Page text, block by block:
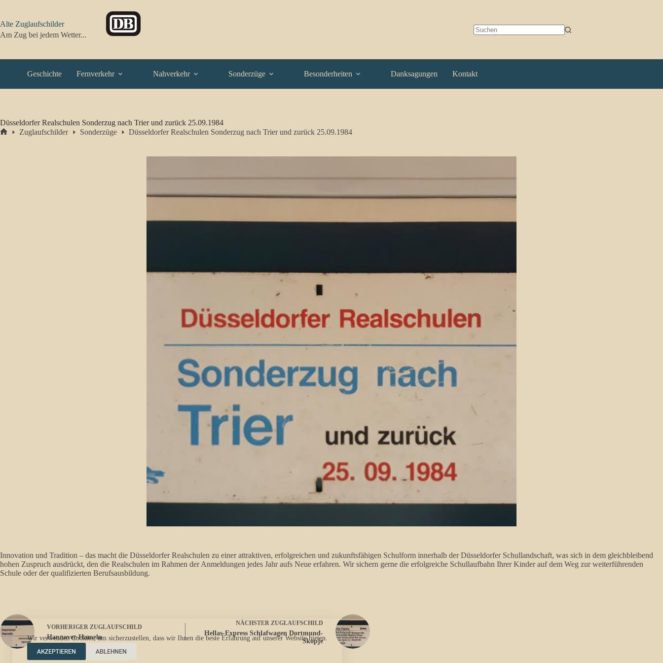
springen
Wir verwenden Cookies, um sicherzustellen, dass wir Ihnen die beste Erfahrung auf unserer Website bieten.
AKZEPTIEREN
ABLEHNEN
Alte Zuglaufschilder
Am Zug bei jedem Wetter...
Geschichte Fernverkehr Nahverkehr Sonderzüge Besonderheiten Danksagungen Kontakt
Düsseldorfer Realschulen Sonderzug nach Trier und zurück 25.09.1984
Zuglaufschilder Sonderzüge Düsseldorfer Realschulen Sonderzug nach Trier und zurück 25.09.1984
Innovation und Tradition – das macht die Düsseldorfer Realschulen zu einer attraktiven, erfolgreichen und zukunftsfähigen Schulform innerhalb der Düsseldorfer Schullandschaft, was sich in dem gleichbleibend
hohen Zuspruch ausdrückt, den die Realschulen im Rahmen der Anmeldungen jedes Jahr aufs Neue erfahren. Wir sichern gerne die erfolgreiche Schullaufbahn Ihrer Kinder auf dem Weg zur weiterführenden
Schule oder der qualifizierten Berufsausbildung.
VORHERIGER ZUGLAUFSCHILD
Hannover-Hameln
NÄCHSTER ZUGLAUFSCHILD
Hellas-Express Schlafwagen Dortmund-
Skopje